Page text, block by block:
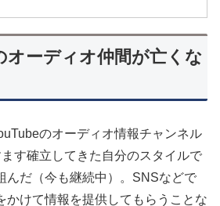
オーディオ仲間が亡くな
のオーディオ情報チャンネル
す確立してきた自分のスタイルで
んだ（今も継続中）。SNSなどで
かけて情報を提供してもらうことな